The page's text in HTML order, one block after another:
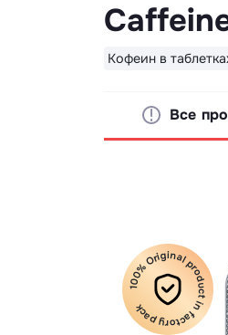
Кофеин в
Все
100% Original product in factory pack